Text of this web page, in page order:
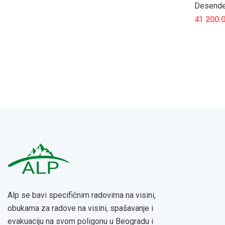
41
Alp se bavi specifičnim radovima na visini,
obukama za radove na visini, spašavanje i
evakuaciju na svom poligonu u Beogradu i